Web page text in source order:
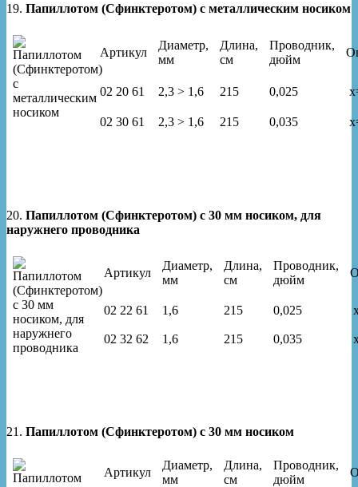
19. Папиллотом (Сфинктеротом) с металлическим носиком
Артикул
Диаметр,
мм
Длина,
см
Проводник,
дюйм
02 20 61 2,3 > 1,6 215 0,025
02 30 61 2,3 > 1,6 215 0,035
20. Папиллотом (Сфинктеротом) с 30 мм носиком, для
наружнего проводника
Артикул
Диаметр,
мм
Длина,
см
Проводник,
дюйм
02 22 61 1,6 215 0,025
02 32 62 1,6 215 0,035
21. Папиллотом (Сфинктеротом) с 30 мм носиком
Артикул
Диаметр,
мм
Длина,
см
Проводник,
дюйм